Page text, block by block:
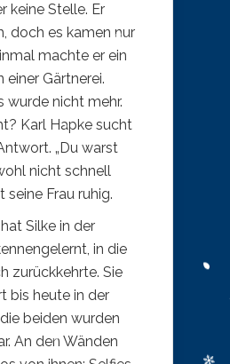
keine Stelle. Er
doch es kamen nur
machte er ein
einer Gärtnerei.
wurde nicht mehr.
Karl Hapke sucht
„Du warst
nicht schnell
seine Frau ruhig.
Silke in der
in die
zurückkehrte. Sie
bis heute in der
beiden wurden
An den Wänden